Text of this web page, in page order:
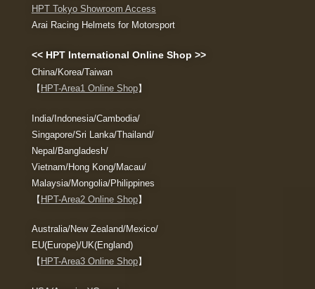
HPT Tokyo Showroom Access
Arai Racing Helmets for Motorsport
<< HPT International Online Shop >>
China/Korea/Taiwan
【 HPT-Area1 Online Shop】
India/Indonesia/Cambodia/
Singapore/Sri Lanka/Thailand/
Nepal/Bangladesh/
Vietnam/Hong Kong/Macau/
Malaysia/Mongolia/Philippines
【 HPT-Area2 Online Shop】
Australia/New Zealand/Mexico/
EU(Europe)/UK(England)
【 HPT-Area3 Online Shop】